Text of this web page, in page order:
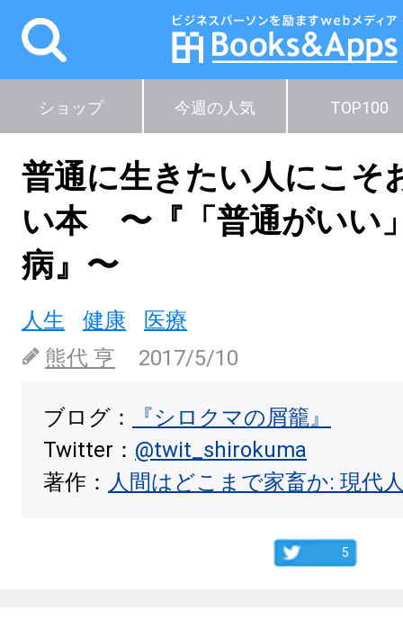
ショップ 今週の人気 TOP100
普通に生きたい人にこそ
い本 〜『「普通がいい
病』〜
人生 健康
医療
熊代 亨
2017/5/10
ブログ：
『シロクマの屑籠』
Twitter： @twit_shirokuma
著作： 人間はどこまで家畜か: 現代
5